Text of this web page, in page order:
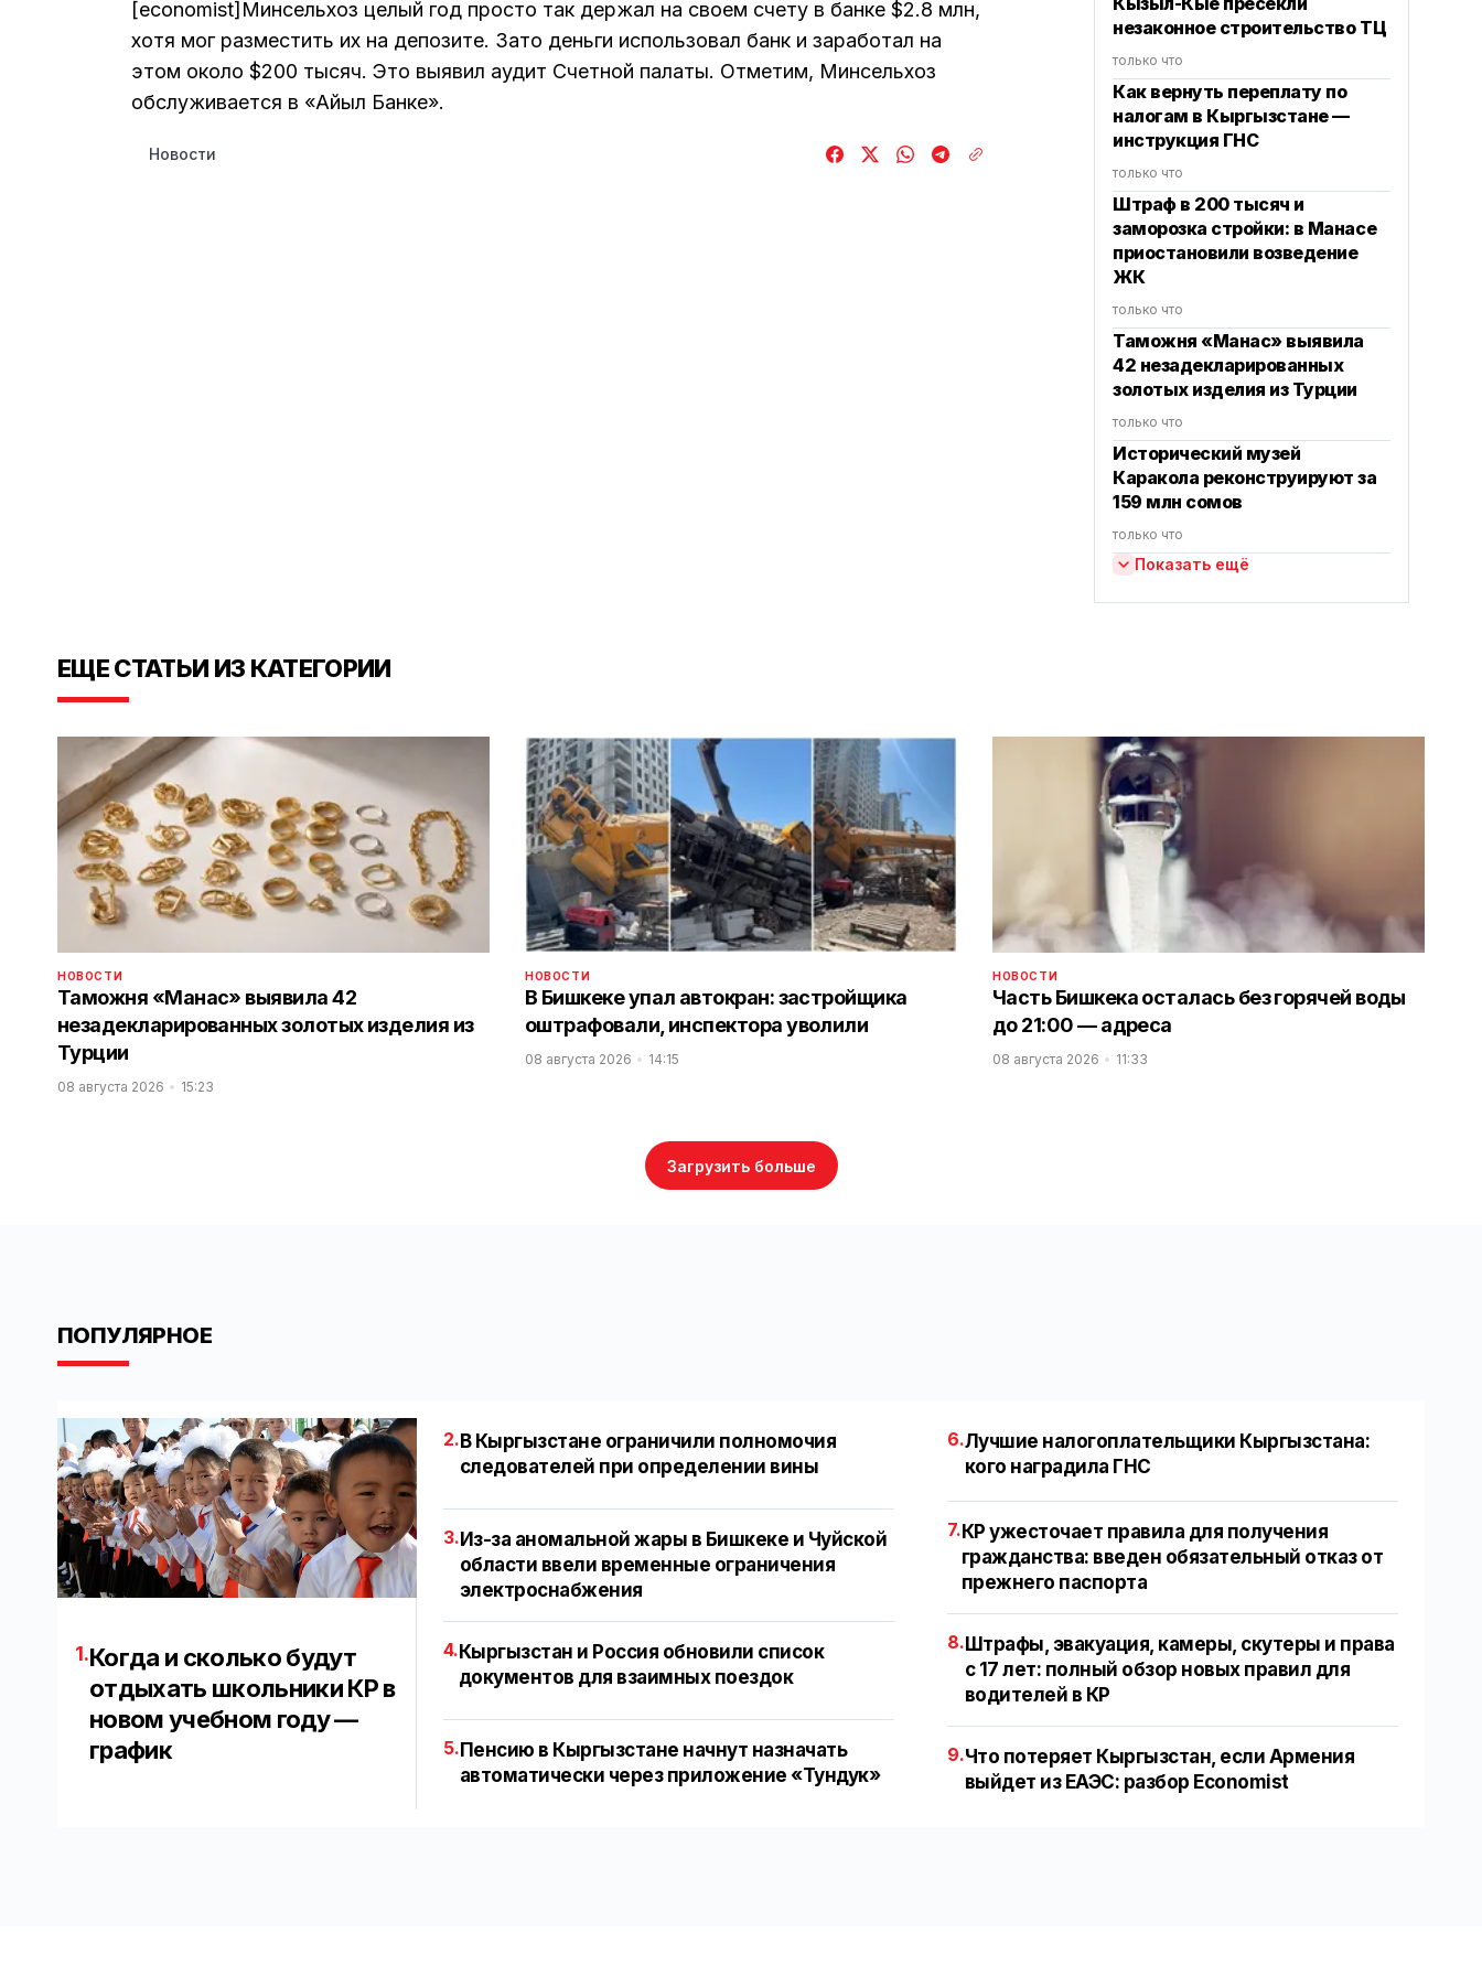
[economist]Минсельхоз целый год просто так держал на своем счету в банке $2.8 млн,
хотя мог разместить их на депозите. Зато деньги использовал банк и заработал на
этом около $200 тысяч. Это выявил аудит Счетной палаты. Отметим, Минсельхоз
обслуживается в «Айыл Банке».
Новости
незаконное строительство ТЦ
только что
Как вернуть переплату по
налогам в Кыргызстане —
инструкция ГНС
только что
Штраф в 200 тысяч и
заморозка стройки: в Манасе
приостановили возведение
ЖК
только что
Таможня «Манас» выявила
42 незадекларированных
золотых изделия из Турции
только что
Исторический музей
Каракола реконструируют за
159 млн сомов
только что
Показать ещё
ЕЩЕ СТАТЬИ ИЗ КАТЕГОРИИ
НОВОСТИ
Таможня «Манас» выявила 42
незадекларированных золотых изделия из
Турции
08 августа 2026 15:23
НОВОСТИ
В Бишкеке упал автокран: застройщика
оштрафовали, инспектора уволили
08 августа 2026 14:15
НОВОСТИ
Часть Бишкека осталась без горячей воды
до 21:00 — адреса
08 августа 2026 11:33
Загрузить больше
ПОПУЛЯРНОЕ
1.Когда и сколько будут
отдыхать школьники КР в
новом учебном году —
график
2. В Кыргызстане ограничили полномочия
следователей при определении вины
3.Из-за аномальной жары в Бишкеке и Чуйской
области ввели временные ограничения
электроснабжения
4.Кыргызстан и Россия обновили список
документов для взаимных поездок
5.Пенсию в Кыргызстане начнут назначать
автоматически через приложение «Тундук»
6.Лучшие налогоплательщики Кыргызстана:
кого наградила ГНС
7. КР ужесточает правила для получения
гражданства: введен обязательный отказ от
прежнего паспорта
8. Штрафы, эвакуация, камеры, скутеры и права
с 17 лет: полный обзор новых правил для
водителей в КР
9.Что потеряет Кыргызстан, если Армения
выйдет из ЕАЭС: разбор Economist